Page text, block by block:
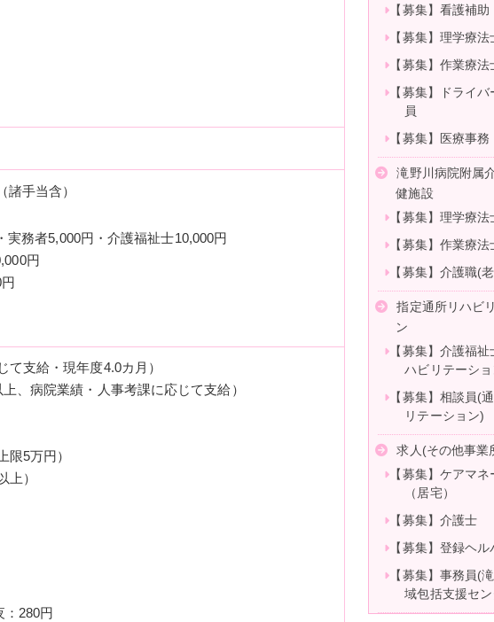
諸手当含）
実務者5,000円・介護福祉士10,000円
円
て支給・現年度4.0カ月）
、病院業績・人事考課に応じて支給）
限5万円）
上）
280円
【募集】看護補助
【募集】理学療
【募集】作業療
【募集】ドライ
員
【募集】医療事務
滝野川病院附属
健施設
【募集】理学療
【募集】作業療
【募集】介護職(
指定通所リハビ
ン
【募集】介護福
ハビリテーシ
【募集】相談員(
リテーション)
求人(その他事業
【募集】ケアマ
（居宅）
【募集】介護士
【募集】登録ヘル
【募集】事務員(
域包括支援セ